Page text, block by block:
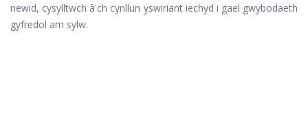
newid, cysylltwch â'ch cynllun yswiriant iechyd i gael gwybodaeth
gyfredol am sylw.